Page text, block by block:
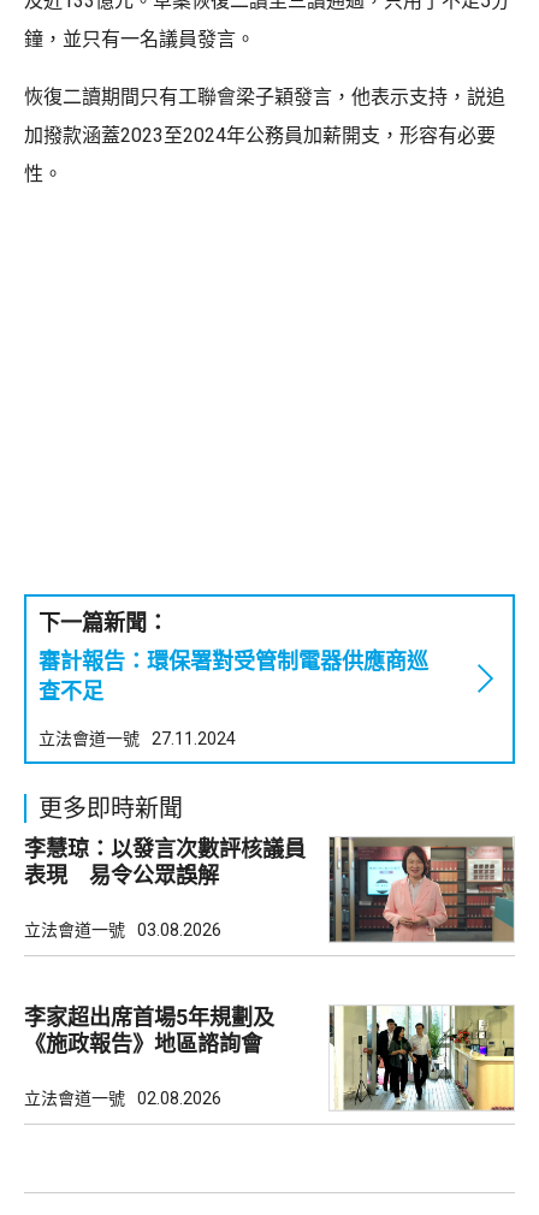
鐘，並只有一名議員發言。
恢復二讀期間只有工聯會梁子穎發言，他表示支持，説追
加撥款涵蓋2023至2024年公務員加薪開支，形容有必要
性。
下一篇新聞：
審計報告：環保署對受管制電器供應商巡
查不足
立法會道一號 27.11.2024
更多即時新聞
李慧琼：以發言次數評核議員
表現 易令公眾誤解
立法會道一號 03.08.2026
李家超出席首場5年規劃及
《施政報告》地區諮詢會
立法會道一號 02.08.2026